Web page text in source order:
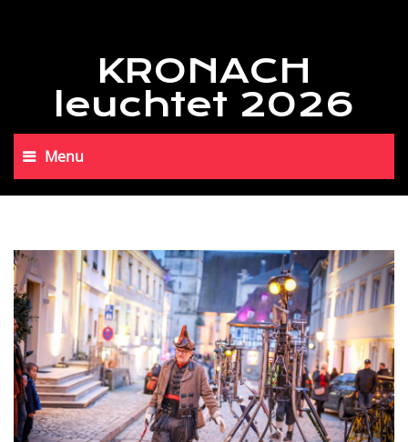
KRONACH
leuchtet 2026
Menu